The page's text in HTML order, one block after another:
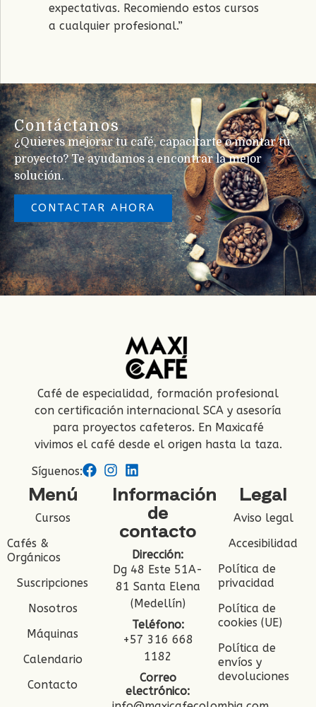
expectativas. Recomiendo estos cursos
a cualquier profesional.”
Contáctanos
¿Quieres mejorar tu café, capacitarte o montar tu
proyecto? Te ayudamos a encontrar la mejor
solución.
CONTACTAR AHORA
Café de especialidad, formación profesional
con certificación internacional SCA y asesoría
para proyectos cafeteros. En Maxicafé
vivimos el café desde el origen hasta la taza.
Síguenos:
Menú
Cursos
Cafés &
Orgánicos
Suscripciones
Nosotros
Máquinas
Calendario
Contacto
Información
de
contacto
Dirección:
Dg 48 Este 51A-
81 Santa Elena
(Medellín)
Teléfono:
+57 316 668
1182
Correo
electrónico:
Legal
Aviso legal
Accesibilidad
Política de
privacidad
Política de
cookies (UE)
Política de
envíos y
devoluciones